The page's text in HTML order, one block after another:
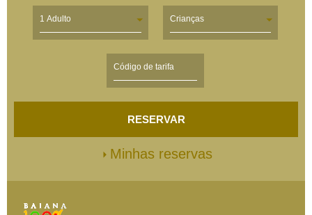
1 Adulto Crianças
RESERVAR
Minhas reservas